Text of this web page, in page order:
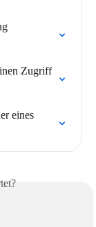
Zugriff
eines